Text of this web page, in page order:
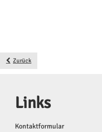
Zurück
Links
Kontaktformular